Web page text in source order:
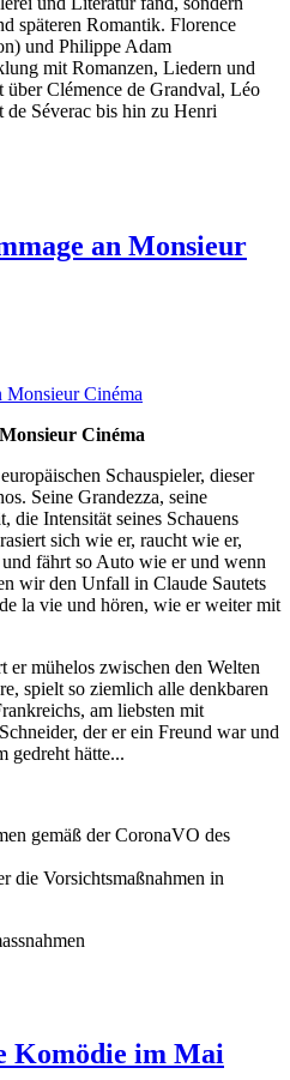
späteren Romantik. Florence
und Philippe Adam
mit Romanzen, Liedern und
Clémence de Grandval, Léo
Séverac bis hin zu Henri
an Monsieur
Cinéma
Schauspieler, dieser
Seine Grandezza, seine
Intensität seines Schauens
sich wie er, raucht wie er,
fährt so Auto wie er und wenn
wir den Unfall in Claude Sautets
la vie und hören, wie er weiter mit
er mühelos zwischen den Welten
spielt so ziemlich alle denkbaren
am liebsten mit
der er ein Freund war und
gedreht hätte...
gemäß der CoronaVO des
die Vorsichtsmaßnahmen in
Komödie im Mai